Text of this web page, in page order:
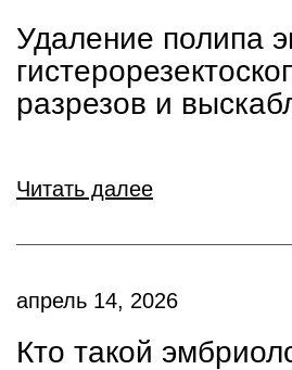
Удаление полипа
разрезов и
Читать далее
апрель 14, 2026
Кто такой